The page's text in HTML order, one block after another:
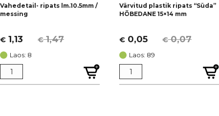
Vahedetail- ripats lm.10.5mm /
messing
€1,47
Algne
hind
oli:
€ 1,47.
€ 1,13
Current
price
is:
€ 1,13.
Laos: 8
Värvitud plastik ripats “Süda”
HÕBEDANE 15×14 mm
€0,07
Algne
hind
oli:
€ 0,07.
€ 0,05
Current
price
is:
€ 0,05.
Laos: 89